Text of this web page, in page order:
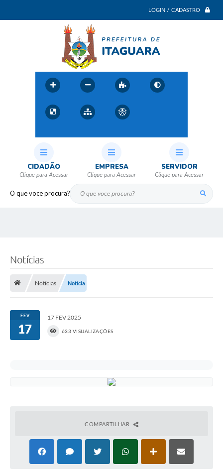
LOGIN / CADASTRO
O que voce procura?
CIDADÃO EMPRESA SERVIDOR
Notícias
Notícias Notícia
FEV
17
17 FEV 2025
633 VISUALIZAÇÕES
COMPARTILHAR